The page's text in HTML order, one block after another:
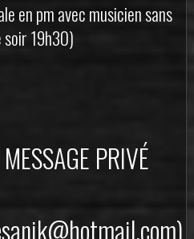
en pm avec musicien sans
19h30)
PRIVÉ